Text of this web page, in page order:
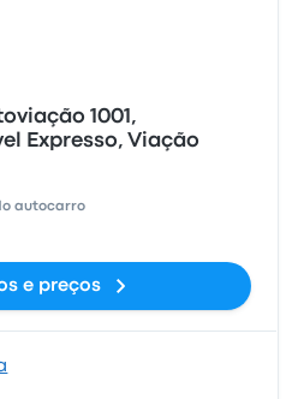
1001,
Expresso, Viação
autocarro
e preços